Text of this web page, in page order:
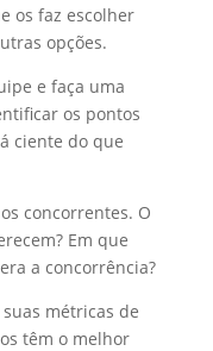
os faz escolher
opções.
e faça uma
os pontos
ciente do que
concorrentes. O
Em que
a concorrência?
métricas de
têm o melhor